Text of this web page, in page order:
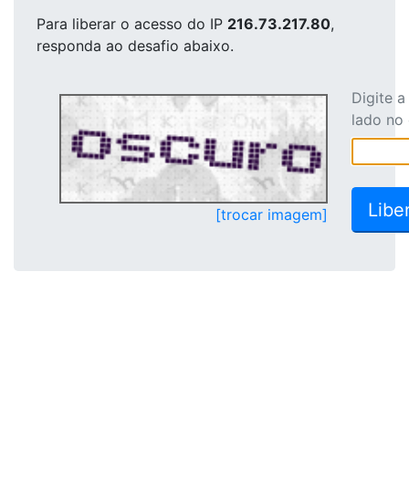
Para liberar o acesso do IP 216.73.217.80,
responda ao desafio abaixo.
[trocar imagem]
Digite
lado no